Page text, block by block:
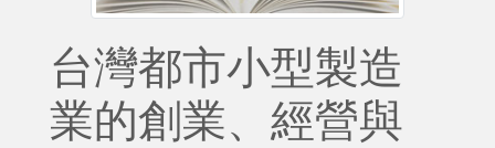
台灣都市小型製造
業的創業、經營與